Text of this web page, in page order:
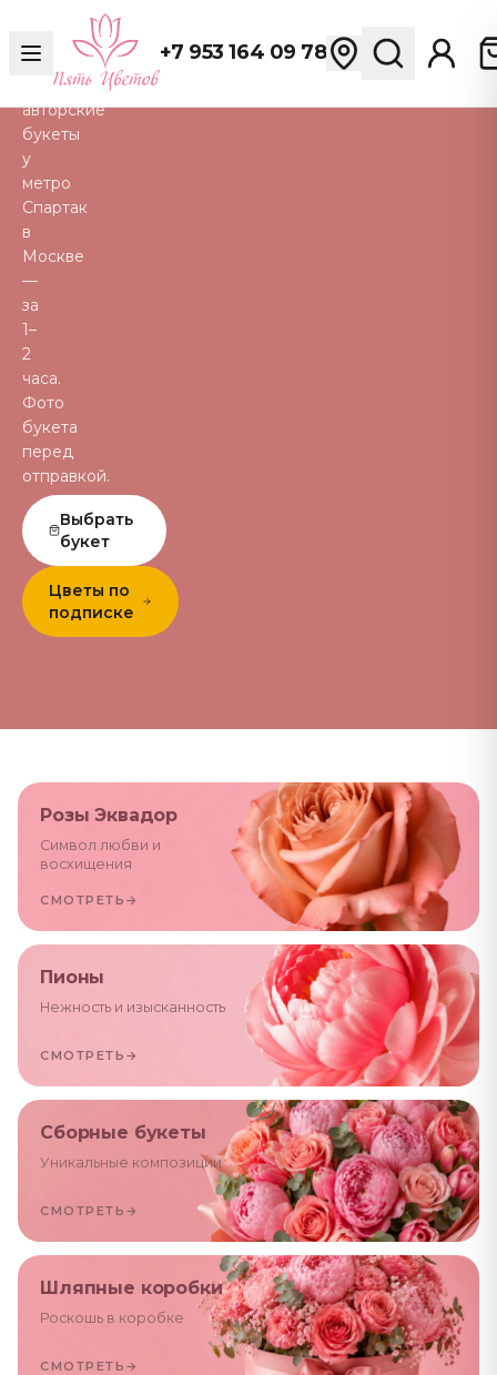
+7 953 164 09 78
пионы,
тюльпаны
авторские
букеты
у
метро
Спартак
в
Москве
—
за
1–
2
часа.
Фото
букета
перед
отправкой.
Выбрать
букет
Цветы по
подписке
Розы Эквадор
Символ любви и
восхищения
СМОТРЕТЬ →
Пионы
Нежность и изысканность
СМОТРЕТЬ →
Сборные букеты
Уникальные композиции
СМОТРЕТЬ →
Шляпные коробки
Роскошь в коробке
СМОТРЕТЬ →